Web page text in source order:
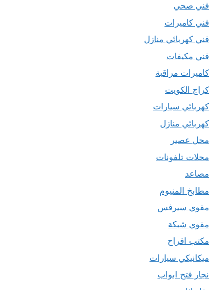
فني صحي
فني كاميرات
فني كهربائي منازل
فني مكيفات
كاميرات مراقبة
كراج الكويت
كهربائي سيارات
كهربائي منازل
محل عصير
محلات تلفونات
مصاعد
مطابخ المنيوم
مقوي سيرفس
مقوي شبكة
مكتب افراح
ميكانيكي سيارات
نجار فتح ابواب